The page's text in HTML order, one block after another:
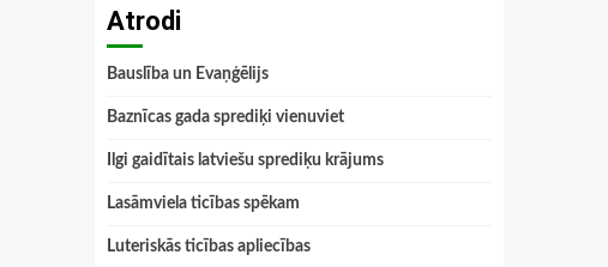
Atrodi
Bauslība un Evaņģēlijs
Baznīcas gada sprediķi vienuviet
Ilgi gaidītais latviešu sprediķu krājums
Lasāmviela ticības spēkam
Luteriskās ticības apliecības